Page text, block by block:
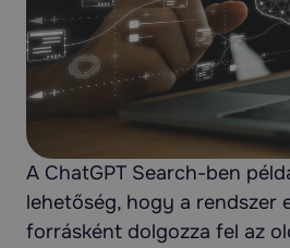
A ChatGPT Search-ben
lehetőség, hogy a rendszer
forrásként dolgozza fel az